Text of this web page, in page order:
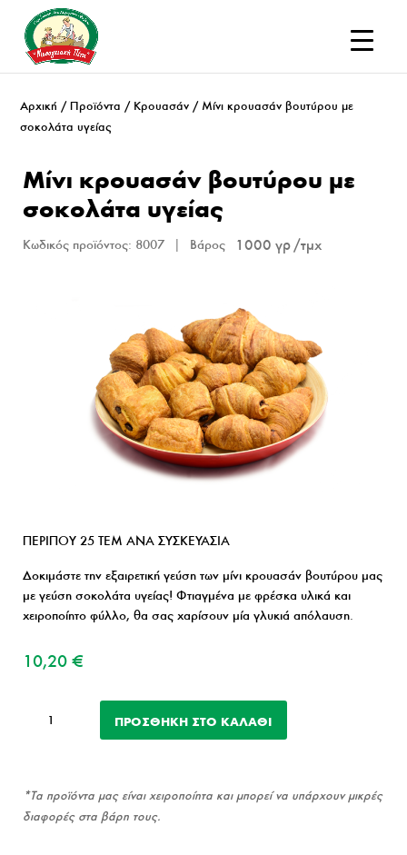
Αρχική /Προϊόντα / Κρουασάν / Μίνι κρουασάν βουτύρου με
σοκολάτα υγείας
Μίνι κρουασάν βουτύρου με
σοκολάτα υγείας
Κωδικός προϊόντος: 8007 Βάρος 1000 γρ
ΠΕΡΙΠΟΥ 25 ΤΕΜ ΑΝΑ ΣΥΣΚΕΥΑΣΙΑ
Δοκιμάστε την εξαιρετική γεύση των μίνι κρουασάν βουτύρου μας
με γεύση σοκολάτα υγείας! Φτιαγμένα με φρέσκα υλικά και
χειροποίητο φύλλο, θα σας χαρίσουν μία γλυκιά απόλαυση.
10,20€
κρουασάν
σοκολάτα
υγείας
ποσότητα
ΠΡΟΣΘΉΚΗ ΣΤΟ ΚΑΛΆΘΙ
*Τα προϊόντα μας είναι χειροποίητα και μπορεί να υπάρχουν μικρές
διαφορές στα βάρη τους.